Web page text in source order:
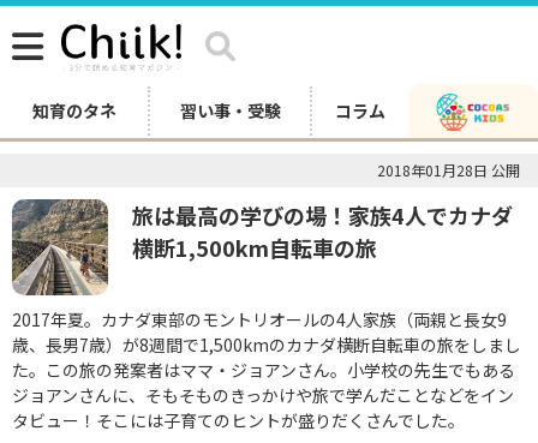
知育のタネ 習い事・受験 コラム
2018年01月28日 公開
旅は最高の学びの場！家族4人でカナダ
横断1,500km自転車の旅
2017年夏。カナダ東部のモントリオールの4人家族（両親と長女9
歳、長男7歳）が8週間で1,500kmのカナダ横断自転車の旅をしまし
た。この旅の発案者はママ・ジョアンさん。小学校の先生でもある
ジョアンさんに、そもそものきっかけや旅で学んだことなどをイン
タビュー！そこには子育てのヒントが盛りだくさんでした。